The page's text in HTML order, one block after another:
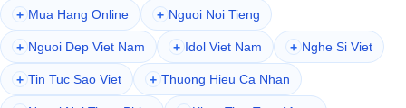
+ Mua Hang Online + Nguoi Noi Tieng
+ Nguoi Dep Viet Nam + Idol Viet Nam + Nghe Si Viet
+ Tin Tuc Sao Viet + Thuong Hieu Ca Nhan